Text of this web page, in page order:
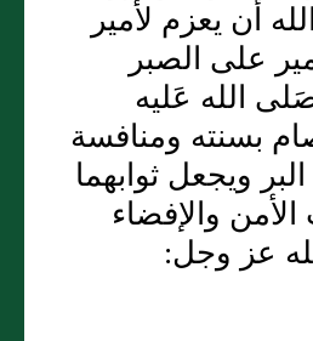
أَن يعزم لأمير
على الصبر
صَلى الله عَليه
بسنته ومنافسة
ويجعل ثوابهما
والإفضاء
عز وجل: